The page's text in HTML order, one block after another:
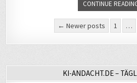
CONTINUE
der
← Newer posts 1 …
KI-ANDACHT.DE –